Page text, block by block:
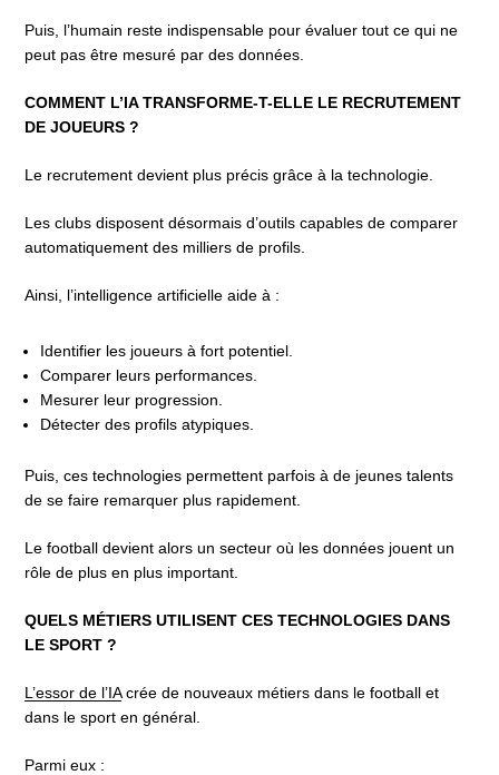
Puis, l’humain reste indispensable pour évaluer tout ce qui ne
peut pas être mesuré par des données.
COMMENT L’IA TRANSFORME-T-ELLE LE RECRUTEMENT
DE JOUEURS ?
Le recrutement devient plus précis grâce à la technologie.
Les clubs disposent désormais d’outils capables de comparer
automatiquement des milliers de profils.
Ainsi, l’intelligence artificielle aide à :
Identifier les joueurs à fort potentiel.
Comparer leurs performances.
Mesurer leur progression.
Détecter des profils atypiques.
Puis, ces technologies permettent parfois à de jeunes talents
de se faire remarquer plus rapidement.
Le football devient alors un secteur où les données jouent un
rôle de plus en plus important.
QUELS MÉTIERS UTILISENT CES TECHNOLOGIES DANS
LE SPORT ?
L’essor de l’IAcrée de nouveaux métiers dans le football et
dans le sport en général.
Parmi eux :